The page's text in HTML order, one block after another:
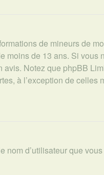
de mineurs de
moins de 13 ans. Si vous
avis. Notez que phpBB
à l’exception de celles
nom d’utilisateur que